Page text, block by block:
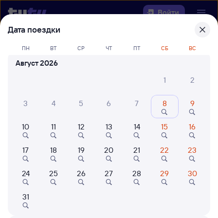
Войти
Выберите день, чтобы найтиж/д
билеты Артышта-2 — Чистоозёрная
Куда
Когда
Кто едет
Найти поезда
Дата поездки
ПН ВТ СР ЧТ ПТ СБ ВС
Август 2026
1
2
3 4 5 6 7 8 9
10 11 12 13 14 15 16
17 18 19 20 21 22 23
24 25 26 27 28 29 30
31